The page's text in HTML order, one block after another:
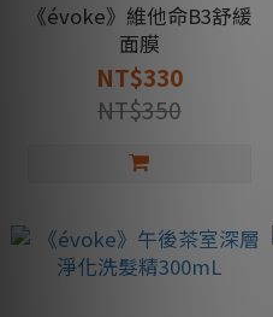
《évoke》維他命B3舒緩
面膜
NT$330
NT$350